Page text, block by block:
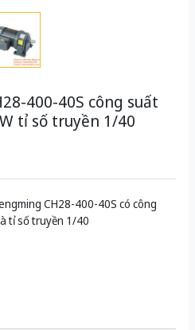
400-40S công suất
tỉ số truyền 1/40
CH28-400-40S có công
tỉ số truyền 1/40